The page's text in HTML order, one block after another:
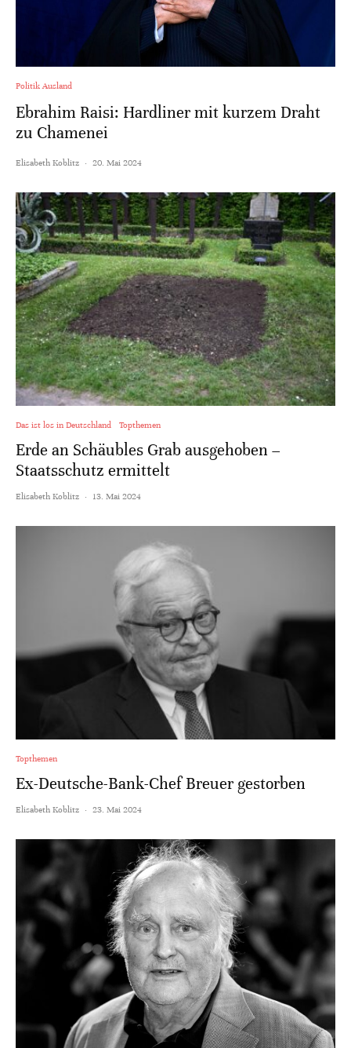
Politik Ausland
Ebrahim Raisi: Hardliner mit kurzem Draht
zu Chamenei
Elisabeth Koblitz · 20. Mai 2024
Das ist los in Deutschland Topthemen
Erde an Schäubles Grab ausgehoben –
Staatsschutz ermittelt
Elisabeth Koblitz · 13. Mai 2024
Topthemen
Ex-Deutsche-Bank-Chef Breuer gestorben
Elisabeth Koblitz · 23. Mai 2024